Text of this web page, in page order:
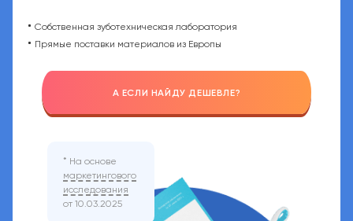
Собственная зуботехническая лаборатория
Прямые поставки материалов из Европы
А ЕСЛИ НАЙДУ ДЕШЕВЛЕ?
* На основе
маркетингового
исследования
от 10.03.2025